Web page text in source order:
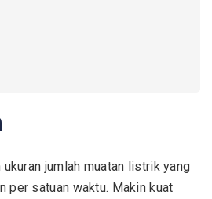
jumlah muatan listrik yang
per satuan waktu. Makin kuat